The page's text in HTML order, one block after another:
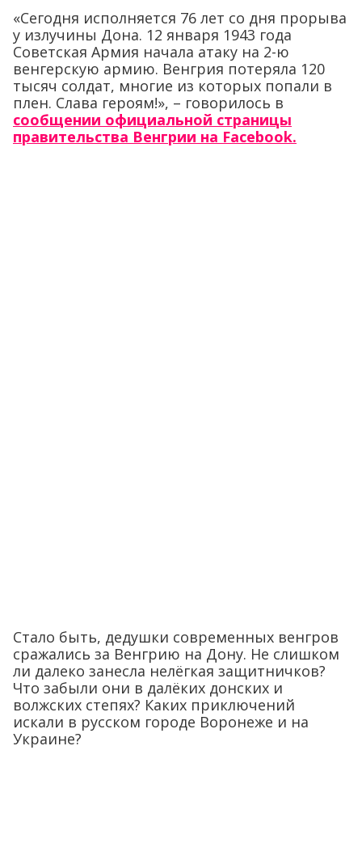
«Сегодня исполняется 76 лет со дня прорыва
у излучины Дона. 12 января 1943 года
Советская Армия начала атаку на 2-ю
венгерскую армию. Венгрия потеряла 120
тысяч солдат, многие из которых попали в
плен. Слава героям!», – говорилось в
сообщении официальной страницы
правительства Венгрии на Facebook.
Стало быть, дедушки современных венгров
сражались за Венгрию на Дону. Не слишком
ли далеко занесла нелёгкая защитничков?
Что забыли они в далёких донских и
волжских степях? Каких приключений
искали в русском городе Воронеже и на
Украине?